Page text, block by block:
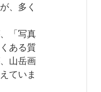
、多く
「写真
ある質
山岳画
ていま